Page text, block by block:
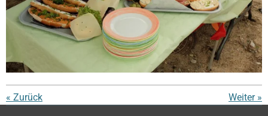
« Zurück Weiter»